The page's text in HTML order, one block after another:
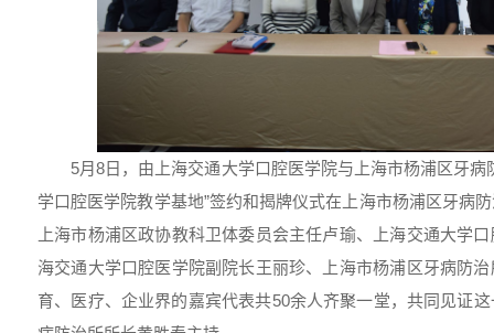
5月8日，由上海交通大学口腔医学院与上海市杨浦区牙病
学口腔医学院教学基地”签约和揭牌仪式在上海市杨浦区牙病
上海市杨浦区政协教科卫体委员会主任卢瑜、上海交通大学
海交通大学口腔医学院副院长王丽珍、上海市杨浦区牙病防
育、医疗、企业界的嘉宾代表共50余人齐聚一堂，共同见证